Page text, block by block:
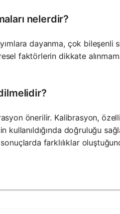
nelerdir?
dayanma, çok bileşenli
faktörlerin dikkate
önerilir. Kalibrasyon,
doğruluğu
farklılıklar